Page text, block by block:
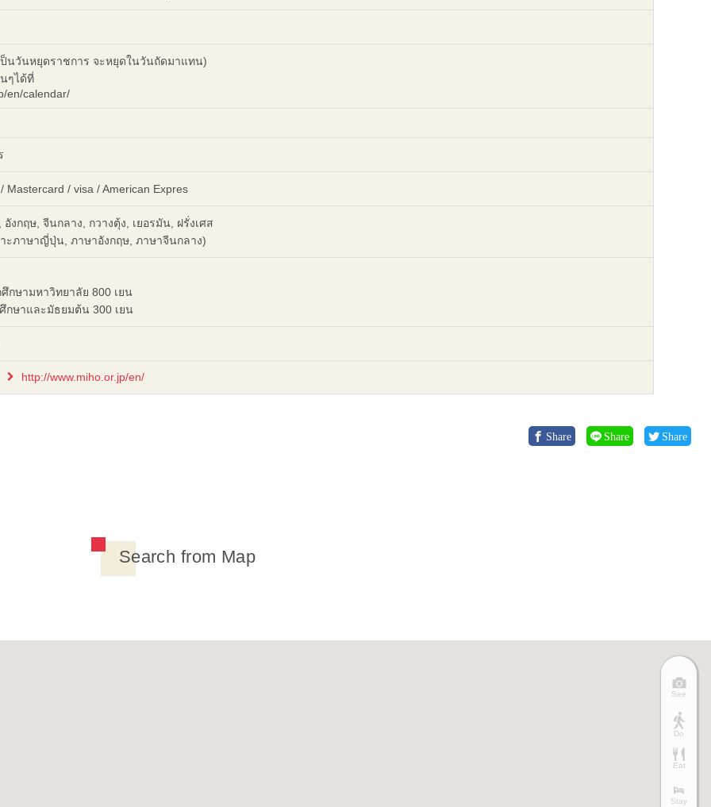
นวันหยุดราชการ จะหยุดในวันถัดมาแทน)
ๆได้ที่
en/calendar/
Mastercard / visa / American Expres
งกฤษ, จีนกลาง, กวางตุ้ง, เยอรมัน, ฝรั่งเศส
ะภาษาญี่ปุ่น, ภาษาอังกฤษ, ภาษาจีนกลาง)
กษามหาวิทยาลัย 800 เยน
กษาและมัธยมต้น 300 เยน
http://www.miho.or.jp/en/
Share Share Share
Search from Map
See
Do
Eat
Stay